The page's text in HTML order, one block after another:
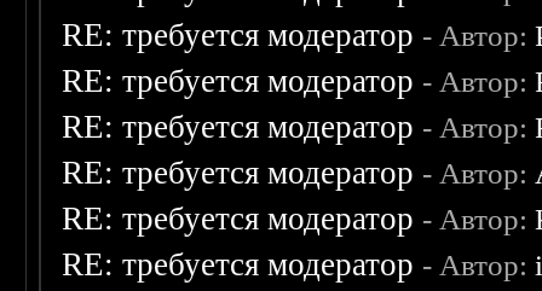
RE: требуется модератор - Автор:
RE: требуется модератор - Автор:
RE: требуется модератор - Автор:
RE: требуется модератор - Автор:
RE: требуется модератор - Автор:
RE: требуется модератор - Автор: